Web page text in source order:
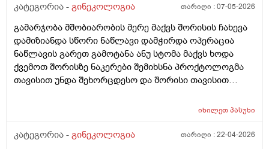
კატეგორია - გინეკოლოგია თარიღი :07-05-2026
გამარჯობა მშობიარობის მერე მაქვს შორისის ჩახევა
დამიზიანდა სწორი ნაწლავი დამჭირდა ოპერაცია
ნაწლავის გარეთ გამოტანა ანუ სტომა მაქვს ხოდა
ქვემოთ შორისზე ნაკერები შემიხსნა პროქტოლოგმა
თავისით უნდა შეხორცდესო და შორისი თავისით
იხილეთპასუხი
კატეგორია - გინეკოლოგია თარიღი :22-04-2026